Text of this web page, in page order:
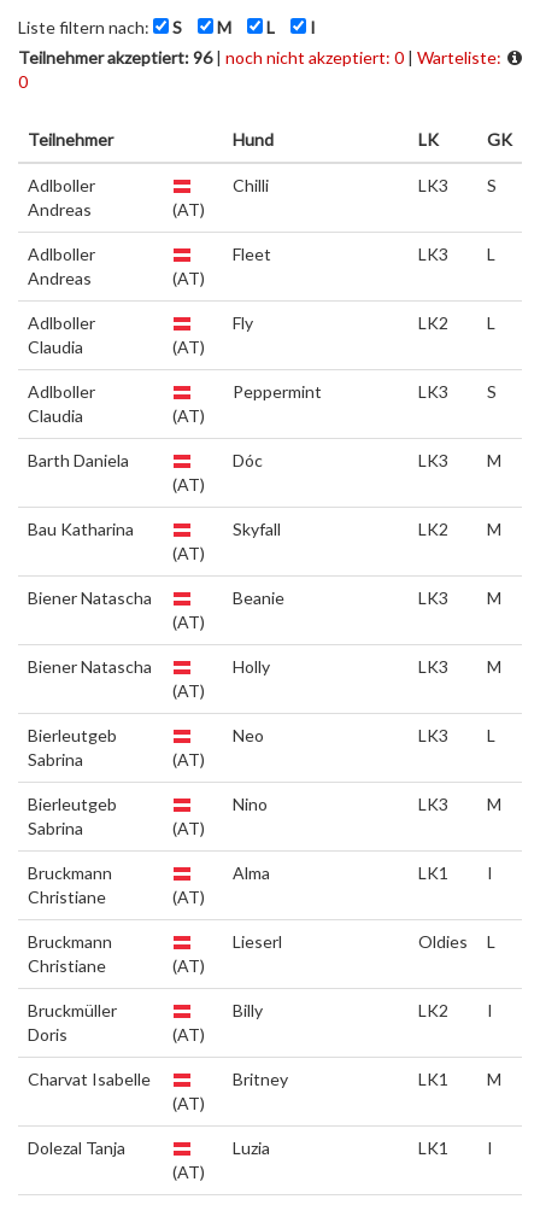
Liste filtern nach: S M L
I
Teilnehmer akzeptiert: 96| noch nicht akzeptiert: 0 | Warteliste:
0
Teilnehmer Hund LK GK
Adlboller
Andreas
(AT)
Chilli LK3 S
Adlboller
Andreas
(AT)
Fleet LK3 L
Adlboller
Claudia
(AT)
Fly LK2 L
Adlboller
Claudia
(AT)
Peppermint LK3 S
Barth Daniela
(AT)
Dóc LK3 M
Bau Katharina
(AT)
Skyfall LK2 M
Biener Natascha
(AT)
Beanie LK3 M
Biener Natascha
(AT)
Holly LK3 M
Bierleutgeb
Sabrina
(AT)
Neo LK3 L
Bierleutgeb
Sabrina
(AT)
Nino LK3 M
Bruckmann
Christiane
(AT)
Alma LK1 I
Bruckmann
Christiane
(AT)
Lieserl Oldies L
Bruckmüller
Doris
(AT)
Billy LK2 I
Charvat Isabelle
(AT)
Britney LK1 M
Dolezal Tanja
(AT)
Luzia LK1 I